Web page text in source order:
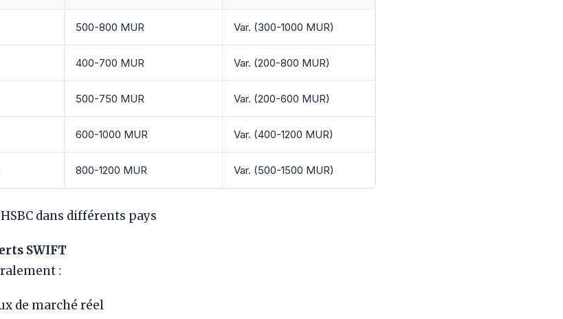
500-800 MUR Var. (300-1000 MUR)
400-700 MUR Var. (200-800 MUR)
500-750 MUR Var. (200-600 MUR)
600-1000 MUR Var. (400-1200 MUR)
800-1200 MUR Var. (500-1500 MUR)
dans différents pays
SWIFT
:
de marché réel